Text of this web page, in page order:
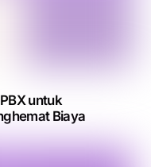
untuk
Biaya